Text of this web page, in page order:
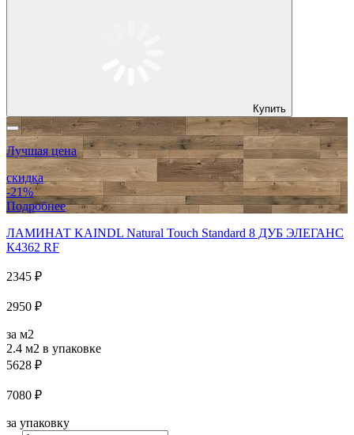
Купить
Лучшая цена
скидка
-21%
Подробнее
ЛАМИНАТ KAINDL Natural Touch Standard 8 ДУБ ЭЛЕГАНС
К4362 RF
2345 ₽
2950 ₽
за м2
2.4 м2 в упаковке
5628 ₽
7080 ₽
за упаковку